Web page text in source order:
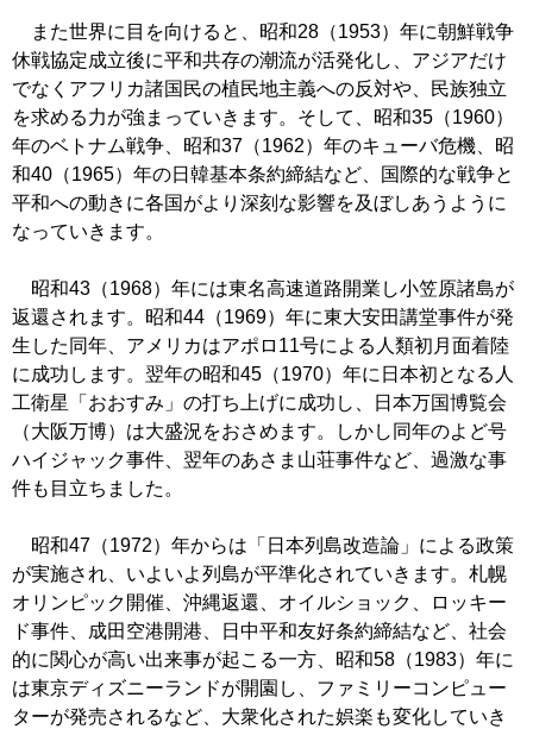
また世界に目を向けると、昭和28（1953）年に朝鮮戦争
休戦協定成立後に平和共存の潮流が活発化し、アジアだけ
でなくアフリカ諸国民の植民地主義への反対や、民族独立
を求める力が強まっていきます。そして、昭和35（1960）
年のベトナム戦争、昭和37（1962）年のキューバ危機、昭
和40（1965）年の日韓基本条約締結など、国際的な戦争と
平和への動きに各国がより深刻な影響を及ぼしあうように
なっていきます。
昭和43（1968）年には東名高速道路開業し小笠原諸島が
返還されます。昭和44（1969）年に東大安田講堂事件が発
生した同年、アメリカはアポロ11号による人類初月面着陸
に成功します。翌年の昭和45（1970）年に日本初となる人
工衛星「おおすみ」の打ち上げに成功し、日本万国博覧会
（大阪万博）は大盛況をおさめます。しかし同年のよど号
ハイジャック事件、翌年のあさま山荘事件など、過激な事
件も目立ちました。
昭和47（1972）年からは「日本列島改造論」による政策
が実施され、いよいよ列島が平準化されていきます。札幌
オリンピック開催、沖縄返還、オイルショック、ロッキー
ド事件、成田空港開港、日中平和友好条約締結など、社会
的に関心が高い出来事が起こる一方、昭和58（1983）年に
は東京ディズニーランドが開園し、ファミリーコンピュー
ターが発売されるなど、大衆化された娯楽も変化していき